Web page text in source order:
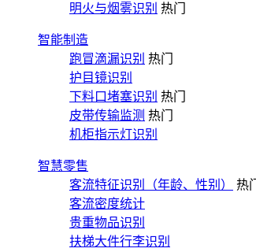
明火与烟雾识别 热门
智能制造
跑冒滴漏识别 热门
护目镜识别
下料口堵塞识别 热门
皮带传输监测 热门
机柜指示灯识别
智慧零售
客流特征识别（年龄、性别）
热门
客流密度统计
贵重物品识别
扶梯大件行李识别